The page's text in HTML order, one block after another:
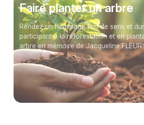
Faire planter un arbre
Rendez un hommage fort de sens et
participant à la reforestation et en
arbre en mémoire de Jacqueline